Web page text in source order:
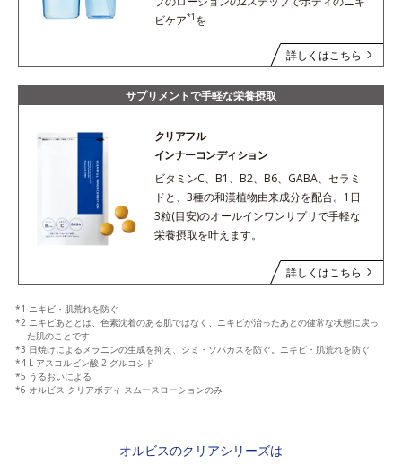
ビケア*1 を
詳しくはこちら
サプリメントで手軽な栄養摂取
クリアフル
インナーコンディション
ビタミンC、B1、B2、B6、GABA、セラミ
ドと、3種の和漢植物由来成分を配合。1日
3粒(目安)のオールインワンサプリで手軽な
栄養摂取を叶えます。
詳しくはこちら
*1 ニキビ・肌荒れを防ぐ
*2 ニキビあととは、色素沈着のある肌ではなく、ニキビが治ったあとの健常な状態に戻っ
た肌のことです
*3 日焼けによるメラニンの生成を抑え、シミ・ソバカスを防ぐ。ニキビ・肌荒れを防ぐ
*4 L-アスコルビン酸 2-グルコシド
*5 うるおいによる
*6 オルビス クリアボディ スムースローションのみ
オルビスのクリアシリーズは